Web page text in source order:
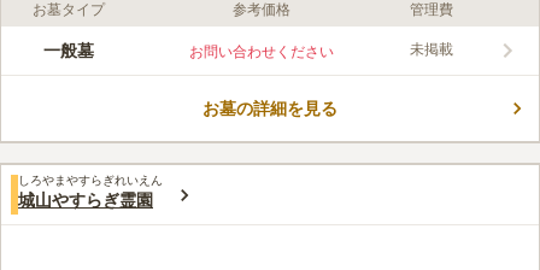
口コミ評価
この霊園はまだ誰からも評価されていません。
お墓タイプ 参考価格 管理費
一般墓 お問い合わせください 未掲載
お墓の詳細を見る
しろやまやすらぎれいえん
城山やすらぎ霊園